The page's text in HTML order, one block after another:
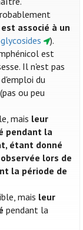
associé à un
).
est
Il n'est pas
du
ou peu
mais leur
pendant la
étant donné
lors de
la période de
mais leur
pendant la